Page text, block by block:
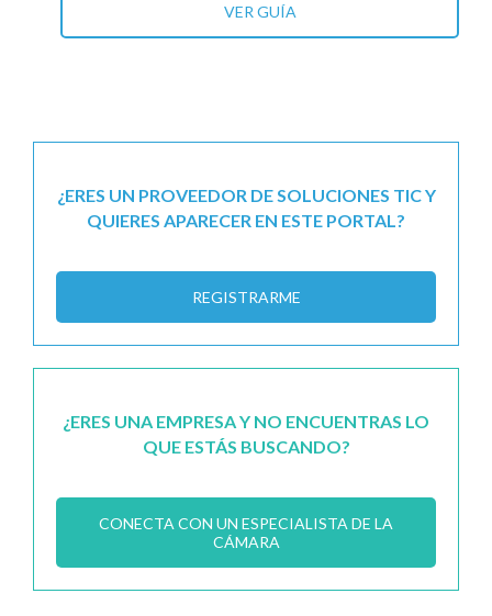
VER GUÍA
¿ERES UN PROVEEDOR DE SOLUCIONES TIC Y
QUIERES APARECER EN ESTE PORTAL?
REGISTRARME
¿ERES UNA EMPRESA Y NO ENCUENTRAS LO
QUE ESTÁS BUSCANDO?
CONECTA CON UN ESPECIALISTA DE LA
CÁMARA